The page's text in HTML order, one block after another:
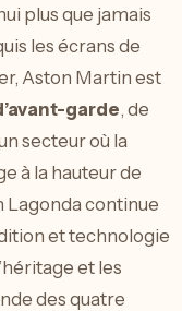
plus que jamais
les écrans de
Aston Martin est
garde, de
secteur où la
à la hauteur de
Lagonda continue
et technologie
et les
des quatre